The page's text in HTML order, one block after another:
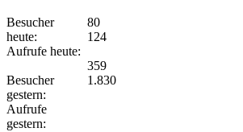
Besucher
heute:
Aufrufe heute:
Besucher
gestern:
Aufrufe
gestern:
80
124
359
1.830